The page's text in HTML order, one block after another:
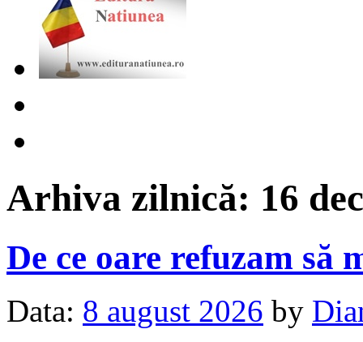
Arhiva zilnică: 16
De ce oare refuzam
Data: 8 august 2026 by